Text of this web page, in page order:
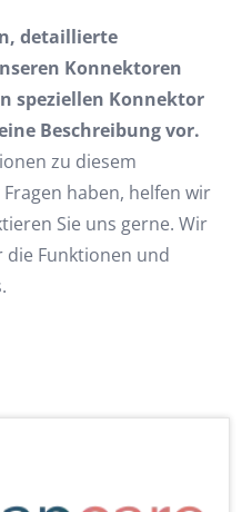
detaillierte
Konnektoren
speziellen Konnektor
Beschreibung vor.
zu diesem
haben, helfen wir
Sie uns gerne. Wir
Funktionen und